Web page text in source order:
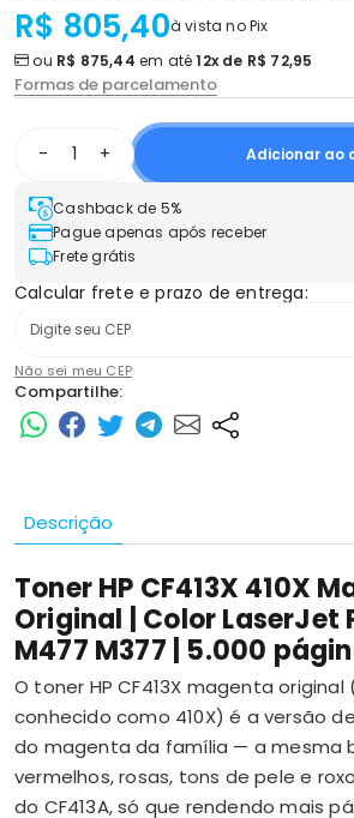
R$ 805,40à vista no Pix
ou R$ 875,44 em até12x de R$ 72,95
Formas de parcelamento
- + Adicionar ao
Cashback de 5%
Pague apenas após receber
Frete grátis
Calcular frete e prazo de entrega:
Não sei meu CEP
Compartilhe:
Descrição
Toner HP CF413X 410X
Original | Color LaserJet
M477 M377 | 5.000
O toner HP CF413X magenta
conhecido como 410X) é a versão
do magenta da família — a mesma
vermelhos, rosas, tons de pele e
do CF413A, só que rendendo mais